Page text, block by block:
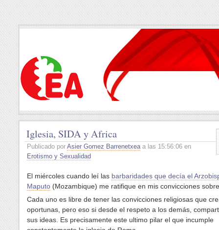
Iglesia, SIDA y Africa
Publicado por Asier Gomez Barrenetxeaa las 15:56:06 en
Erotismo y Sexualidad
El miércoles cuando leí las barbaridades que decía el
Maputo (Mozambique) me ratifique en mis convicciones
Cada uno es libre de tener las convicciones religiosas que
oportunas, pero eso si desde el respeto a los demás,
sus ideas. Es precisamente este ultimo pilar el que incumple